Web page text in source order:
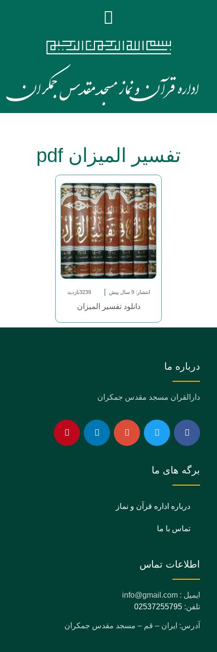
تفسیر المیزان pdf
انتشار: 9 سال پیش 3239بازدید
دانلود تفسیر المیزان
درباره ما
دارالقران مسجد مقدس جمکران
برگه های ما
درباره اداره قرآن و نماز
تماس با ما
اطلاعات تماس
ایمیل : info@gmail.com
تلفن: 02537255795
آدرس: ایران – قم – مسجد مقدس جمکران